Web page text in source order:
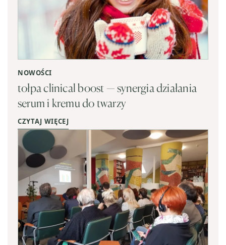
NOWOŚCI
tołpa clinical boost — synergia działania
serum i kremu do twarzy
CZYTAJ WIĘCEJ